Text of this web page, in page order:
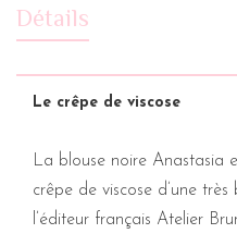
Détails
Le crêpe de viscose
La blouse noire Anastasia
crêpe de viscose d’une
l’éditeur français Atelier